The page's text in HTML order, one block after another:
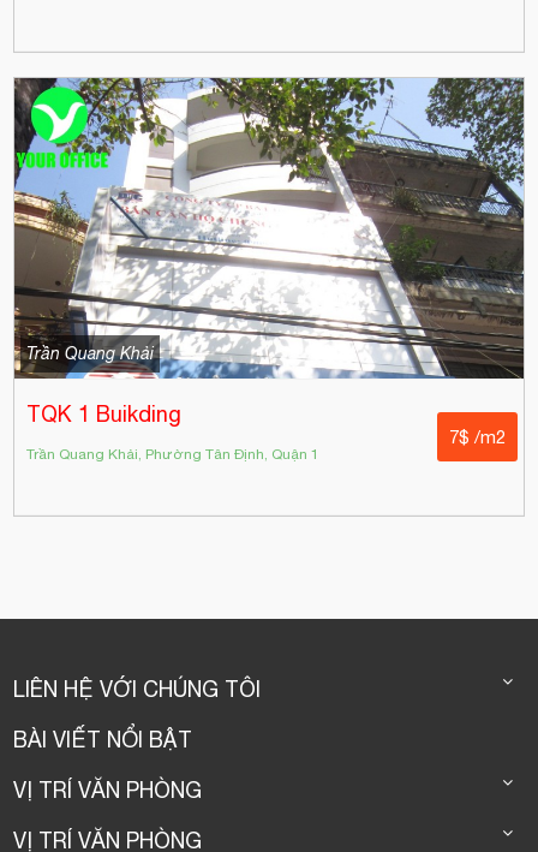
Trần Quang Khải
TQK 1 Buikding
Trần Quang Khải, Phường Tân Định, Quận 1
7$ /m2
LIÊN HỆ VỚI CHÚNG TÔI
BÀI VIẾT NỔI BẬT
VỊ TRÍ VĂN PHÒNG
VỊ TRÍ VĂN PHÒNG